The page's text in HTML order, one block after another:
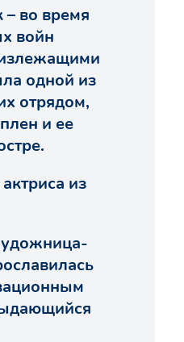
во время
войн
одной из
отрядом,
и ее
из